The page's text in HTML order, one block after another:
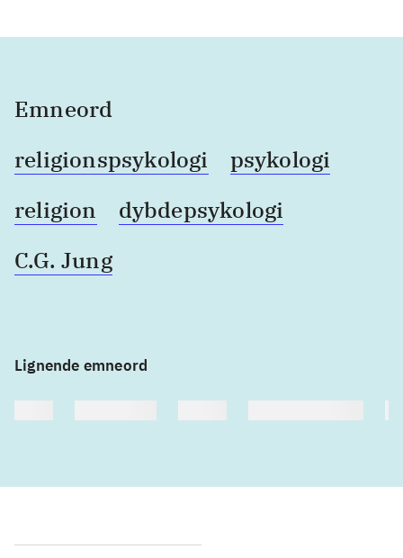
Emneord
religionspsykologi
psykologi
religion
dybdepsykologi
C.G. Jung
Lignende emneord